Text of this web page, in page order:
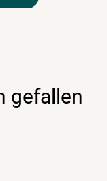
gefallen